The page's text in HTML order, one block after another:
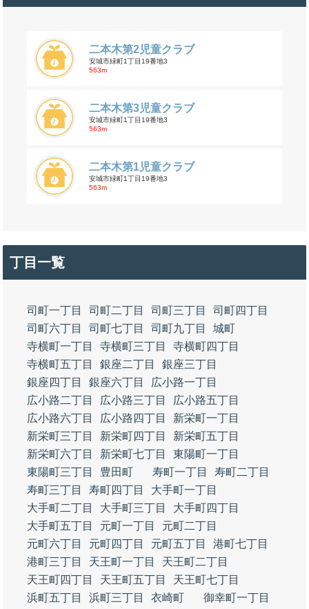
二本木第2児童クラブ
安城市緑町1丁目19番地3
563m
二本木第3児童クラブ
安城市緑町1丁目19番地3
563m
二本木第1児童クラブ
安城市緑町1丁目19番地3
563m
丁目一覧
司町一丁目 司町二丁目 司町三丁目
司町四丁目
司町六丁目
司町七丁目 司町九丁目
城町
寺横町一丁目
寺横町三丁目
寺横町四丁目
寺横町五丁目
銀座二丁目
銀座三丁目
銀座四丁目
銀座六丁目
広小路一丁目
広小路二丁目
広小路三丁目
広小路五丁目
広小路六丁目
広小路四丁目
新栄町一丁目
新栄町三丁目
新栄町四丁目
新栄町五丁目
新栄町六丁目
新栄町七丁目
東陽町一丁目
東陽町三丁目
豊田町 寿町一丁目
寿町二丁目
寿町三丁目
寿町四丁目
大手町一丁目
大手町二丁目
大手町三丁目
大手町四丁目
大手町五丁目
元町一丁目
元町二丁目
元町六丁目
元町四丁目 元町五丁目
港町七丁目
港町三丁目
天王町一丁目
天王町二丁目
天王町四丁目
天王町五丁目
天王町七丁目
浜町五丁目
浜町三丁目 衣崎町
御幸町一丁目